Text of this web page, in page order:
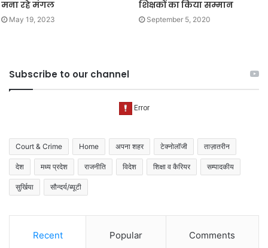
मना रहे मंगल
May 19, 2023
शिक्षकों का किया सम्मान
September 5, 2020
Subscribe to our channel
Court & Crime Home अपना शहर टेक्नोलॉजी ताज़ातरीन
देश मध्य प्रदेश राजनीति विदेश शिक्षा व कैरियर सम्पादकीय
सुर्खिया सौन्दर्य/ब्यूटी
Recent Popular Comments